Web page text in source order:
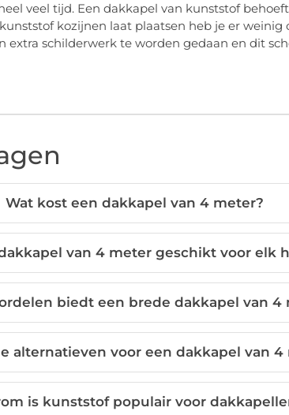
veel tijd. Een dakkapel van kunststof
kozijnen laat plaatsen heb je er weinig
extra schilderwerk te worden gedaan en dit
Wat kost een dakkapel van 4 meter?
van 4 meter geschikt voor elk
biedt een brede dakkapel van 4
alternatieven voor een dakkapel van 4
is kunststof populair voor